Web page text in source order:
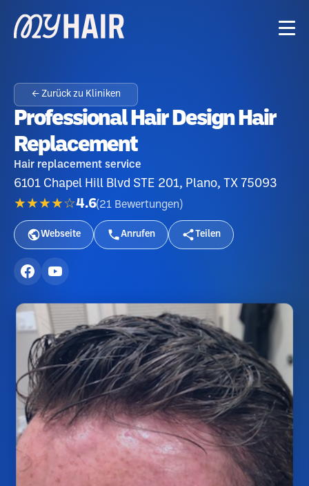
← Zurück zu Kliniken
Professional Hair Design Hair
Replacement
Hair replacement service
6101 Chapel Hill Blvd STE 201, Plano, TX 75093
★★★★☆4.6(21 Bewertungen )
Webseite Anrufen Teilen